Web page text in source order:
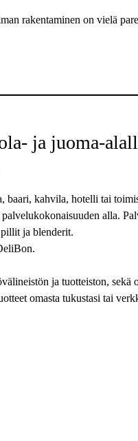
rakentaminen on vielä
ja juoma-
baari, kahvila, hotelli tai
alla.
ja blenderit.
ja tuotteiston, sekä
omasta tukustasi tai